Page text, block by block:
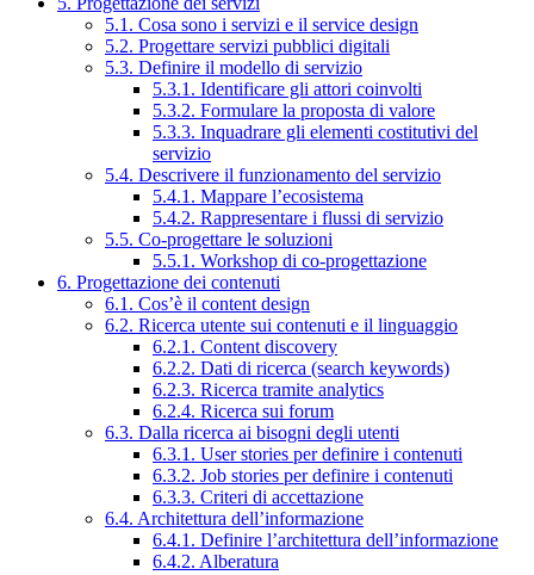
5.1. Cosa sono i servizi e il service design
5.2. Progettare servizi pubblici digitali
5.3. Definire il modello di servizio
5.3.1. Identificare gli attori coinvolti
5.3.2. Formulare la proposta di valore
5.3.3. Inquadrare gli elementi costitutivi del
servizio
5.4. Descrivere il funzionamento del servizio
5.4.1. Mappare l’ecosistema
5.4.2. Rappresentare i flussi di servizio
5.5. Co-progettare le soluzioni
5.5.1. Workshop di co-progettazione
6. Progettazione dei contenuti
6.1. Cos’è il content design
6.2. Ricerca utente sui contenuti e il linguaggio
6.2.1. Content discovery
6.2.2. Dati di ricerca (search keywords)
6.2.3. Ricerca tramite analytics
6.2.4. Ricerca sui forum
6.3. Dalla ricerca ai bisogni degli utenti
6.3.1. User stories per definire i contenuti
6.3.2. Job stories per definire i contenuti
6.3.3. Criteri di accettazione
6.4. Architettura dell’informazione
6.4.1. Definire l’architettura dell’informazione
6.4.2. Alberatura